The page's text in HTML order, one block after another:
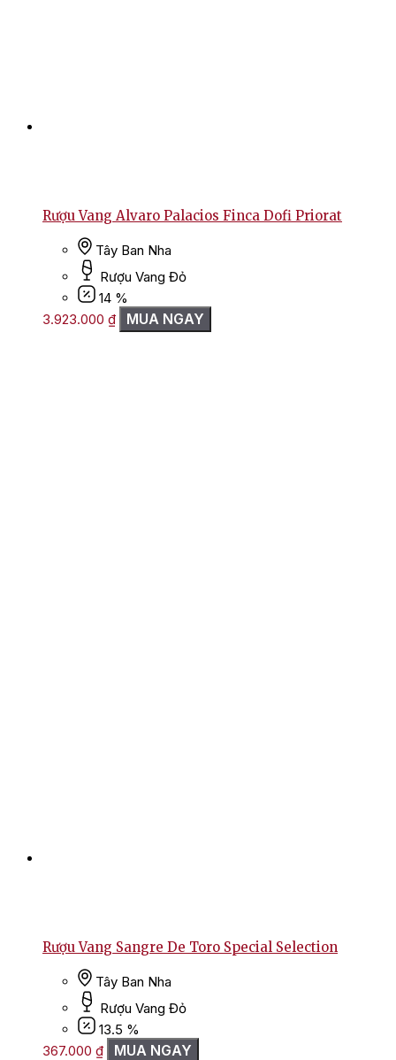
Rượu Vang Alvaro Palacios Finca Dofi Priorat
Tây Ban Nha
Rượu Vang Đỏ
14 %
3.923.000 ₫ MUA NGAY
Rượu Vang Sangre De Toro Special Selection
Tây Ban Nha
Rượu Vang Đỏ
13.5 %
367.000 ₫ MUA NGAY